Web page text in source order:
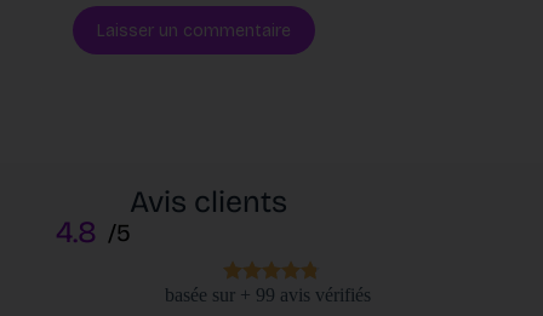
Laisser un commentaire
Avis clients
4.8 /5
basée sur + 99 avis vérifiés